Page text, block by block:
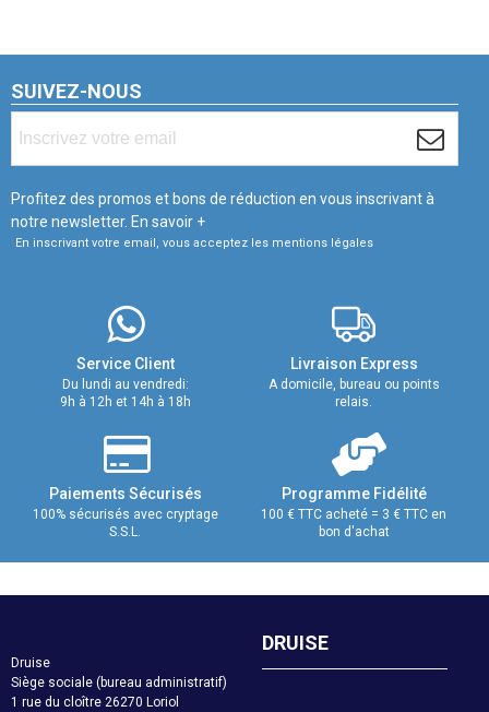
SUIVEZ-NOUS
Profitez des promos et bons de réduction en vous inscrivant à
notre newsletter. En savoir +
En inscrivant votre email, vous acceptez les mentions légales
Service Client
Du lundi au vendredi:
9h à 12h et 14h à 18h
Livraison Express
A domicile, bureau ou points
relais.
Paiements Sécurisés
100% sécurisés avec cryptage
S.S.L.
Programme Fidélité
100 € TTC acheté = 3 € TTC en
bon d'achat
Druise
Siège sociale (bureau administratif)
1 rue du cloître 26270 Loriol
DRUISE